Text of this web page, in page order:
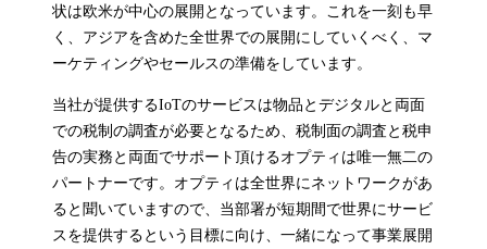
状は欧米が中心の展開となっています。これを一刻も早
く、アジアを含めた全世界での展開にしていくべく、マ
ーケティングやセールスの準備をしています。
当社が提供するIoTのサービスは物品とデジタルと両面
での税制の調査が必要となるため、税制面の調査と税申
告の実務と両面でサポート頂けるオプティは唯一無二の
パートナーです。オプティは全世界にネットワークがあ
ると聞いていますので、当部署が短期間で世界にサービ
スを提供するという目標に向け、一緒になって事業展開